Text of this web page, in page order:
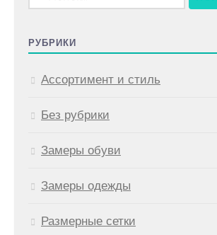
РУБРИКИ
Ассортимент и стиль
Без рубрики
Замеры обуви
Замеры одежды
Размерные сетки